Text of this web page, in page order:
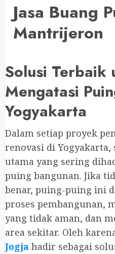
Jasa Buang
Mantrijeron
Solusi Terbaik
Mengatasi
Yogyakarta
Dalam setiap proyek
renovasi di Yogyakarta,
utama yang sering
puing bangunan. Jika
benar, puing-puing ini
proses pembangunan,
yang tidak aman, dan
area sekitar. Oleh
Jogja hadir sebagai